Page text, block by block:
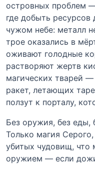
островных проблем
где добыть
чужом небе: металл
трое оказались в
оживают голодные
растворяют жертв
магических тварей
ракет, летающих
ползут к порталу,
Без оружия, без еды,
Только магия
убитых чудовищ, что
оружием — если